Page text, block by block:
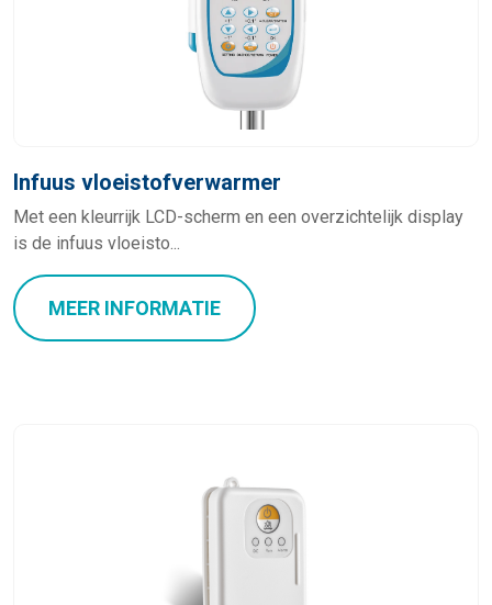
Infuus vloeistofverwarmer
Met een kleurrijk LCD-scherm en een overzichtelijk display
is de infuus vloeisto...
MEER INFORMATIE